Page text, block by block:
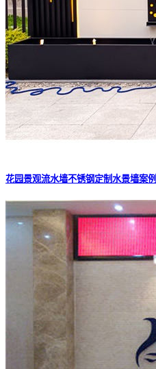
花园景观流水墙不锈钢定制水景墙案例